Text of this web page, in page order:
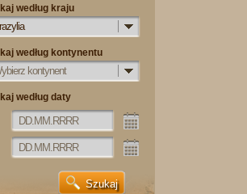
według kraju
według kontynentu
kontynent
według daty